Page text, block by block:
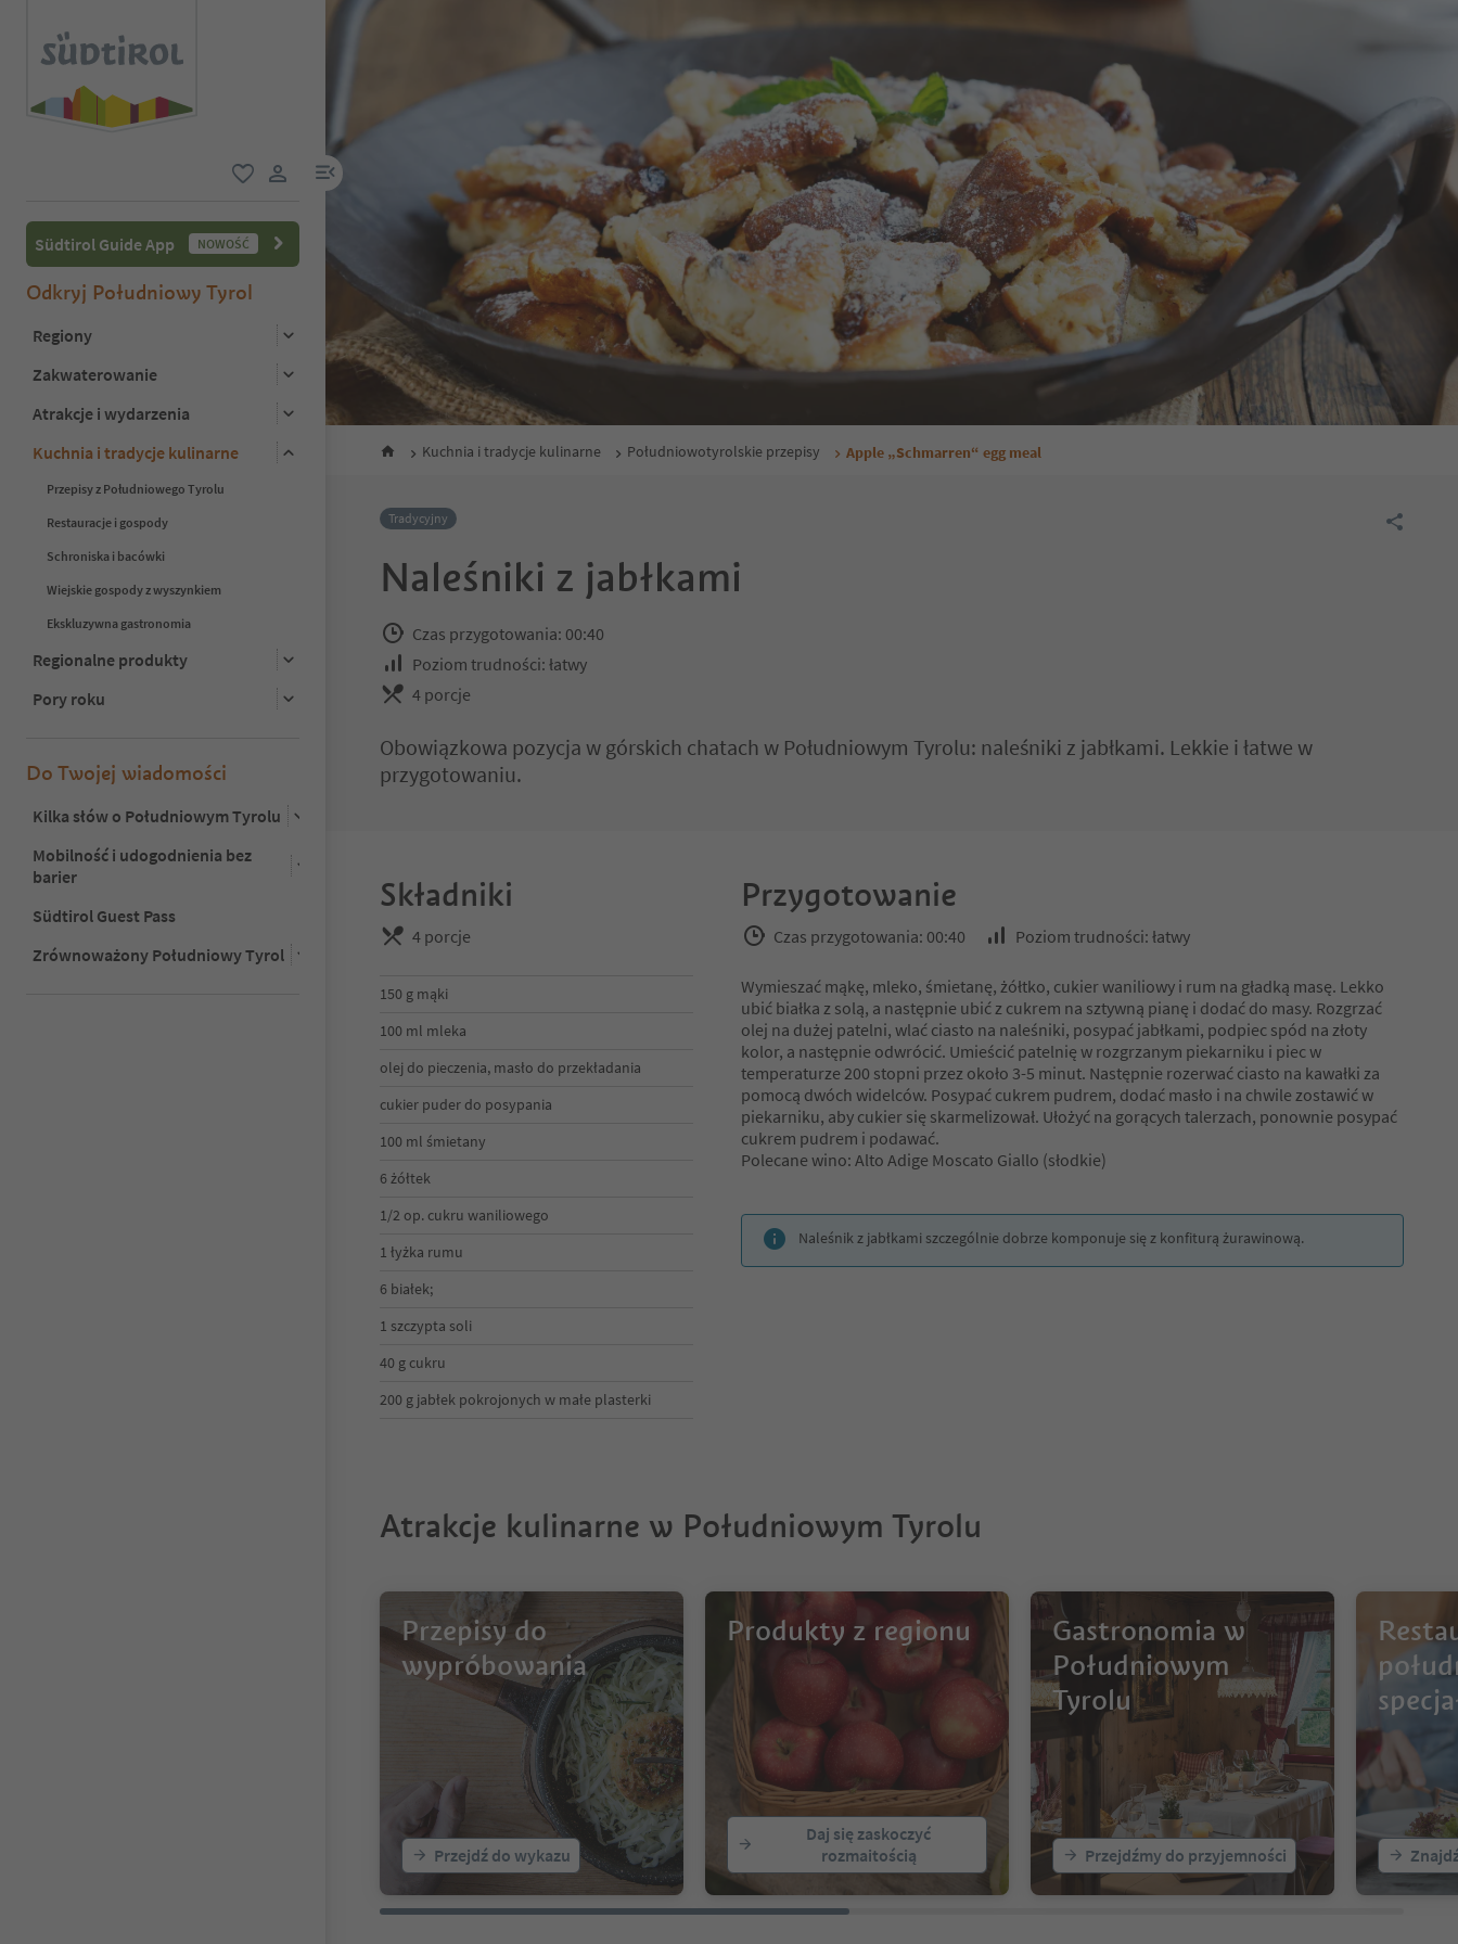
link użytkownika
link menu
Südtirol Guide App NOWOŚĆ
Odkryj Południowy Tyrol
Regiony
Zakwaterowanie
Atrakcje i wydarzenia
Kuchnia i tradycje kulinarne
Przepisy z Południowego Tyrolu
Restauracje i gospody
Schroniska i bacówki
Wiejskie gospody z wyszynkiem
Ekskluzywna gastronomia
Regionalne produkty
Pory roku
Do Twojej wiadomości
Kilka słów o Południowym Tyrolu
Mobilność i udogodnienia bez
barier
Südtirol Guest Pass
Zrównoważony Południowy Tyrol
Kuchnia i tradycje kulinarne Południowotyrolskie przepisy Apple „Schmarren“ egg meal
Tradycyjny
Naleśniki z jabłkami
Czas przygotowania: 00:40
Poziom trudności: łatwy
4 porcje
Obowiązkowa pozycja w górskich chatach w Południowym Tyrolu: naleśniki z jabłkami. Lekkie i łatwe w
przygotowaniu.
Składniki
4 porcje
150 g mąki
100 ml mleka
olej do pieczenia, masło do przekładania
cukier puder do posypania
100 ml śmietany
6 żółtek
1/2 op. cukru waniliowego
1 łyżka rumu
6 białek;
1 szczypta soli
40 g cukru
200 g jabłek pokrojonych w małe plasterki
Przygotowanie
Czas przygotowania: 00:40 Poziom trudności: łatwy
Wymieszać mąkę, mleko, śmietanę, żółtko, cukier waniliowy i rum na gładką masę. Lekko
ubić białka z solą, a następnie ubić z cukrem na sztywną pianę i dodać do masy. Rozgrzać
olej na dużej patelni, wlać ciasto na naleśniki, posypać jabłkami, podpiec spód na złoty
kolor, a następnie odwrócić. Umieścić patelnię w rozgrzanym piekarniku i piec w
temperaturze 200 stopni przez około 3-5 minut. Następnie rozerwać ciasto na kawałki za
pomocą dwóch widelców. Posypać cukrem pudrem, dodać masło i na chwile zostawić w
piekarniku, aby cukier się skarmelizował. Ułożyć na gorących talerzach, ponownie posypać
cukrem pudrem i podawać.
Polecane wino: Alto Adige Moscato Giallo (słodkie)
Naleśnik z jabłkami szczególnie dobrze komponuje się z konfiturą żurawinową.
Atrakcje kulinarne w Południowym Tyrolu
Przepisy do
wypróbowania
Przejdź do wykazu
Produkty z regionu
Daj się zaskoczyć
rozmaitością
Gastronomia w
Południowym
Tyrolu
Przejdźmy do przyjemności